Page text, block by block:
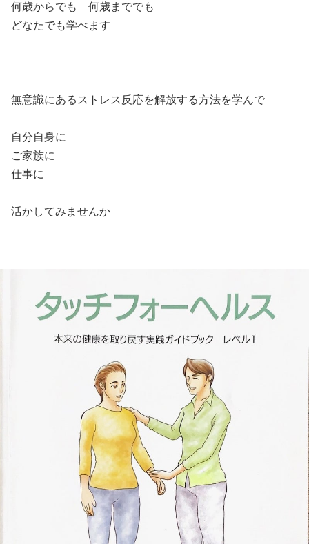
何歳からでも 何歳まででも
どなたでも学べます
無意識にあるストレス反応を解放する方法を学んで
自分自身に
ご家族に
仕事に
活かしてみませんか